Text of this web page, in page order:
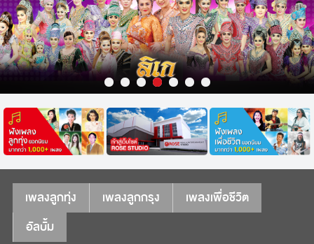
เพลงลูกทุ่ง เพลงลูกกรุง
เพลงเพื่อชีวิต
อัลบั้ม